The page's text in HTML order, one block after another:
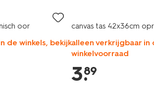
oor
de winkels, bekijk
canvas tas 42x36cm
alleen verkrijgbaar in
winkelvoorraad
3.
89